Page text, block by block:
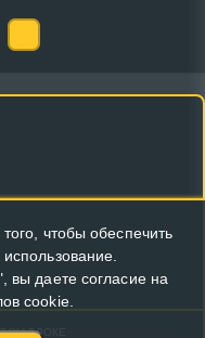
БЛОКЕ
чтобы обеспечить
вы даете согласие на
cookie.